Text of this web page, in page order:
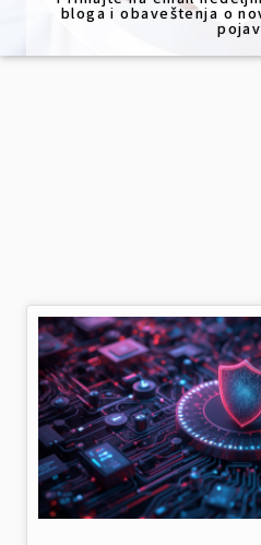
bloga i obaveštenja o